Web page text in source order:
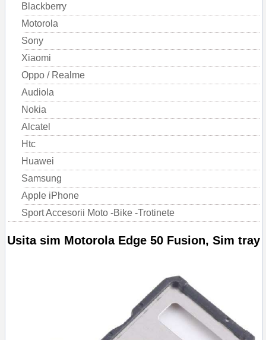
Blackberry
Motorola
Sony
Xiaomi
Oppo / Realme
Audiola
Nokia
Alcatel
Htc
Huawei
Samsung
Apple iPhone
Sport Accesorii Moto -Bike -Trotinete
Usita sim Motorola Edge 50 Fusion, Sim tray